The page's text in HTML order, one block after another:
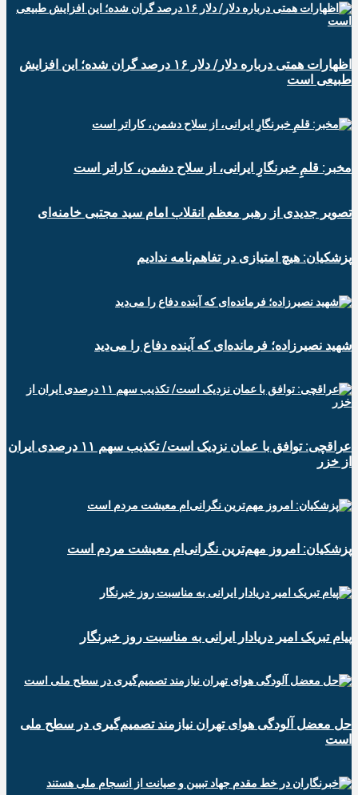
اظهارات همتی درباره دلار/ دلار ۱۶ درصد گران شده؛ این افزایش
طبیعی است
مخبر: قلمِ خبرنگارِ ایرانی، از سلاح دشمن، کاراتر است
تصویر جدیدی از رهبر معظم انقلاب امام سید مجتبی خامنه‌ای
پزشکیان: هیچ امتیازی در تفاهم‌نامه ندادیم
شهید نصیرزاده؛ فرمانده‌ای که آینده دفاع را می‌دید
عراقچی: توافق با عمان نزدیک است/ تکذیب سهم ۱۱ درصدی ایران
از خزر
پزشکیان: امروز مهم‌ترین نگرانی‌ام معیشت مردم است
پیام تبریک امیر دریادار ایرانی به مناسبت روز خبرنگار
حل معضل آلودگی هوای تهران نیازمند تصمیم‌گیری در سطح ملی
است